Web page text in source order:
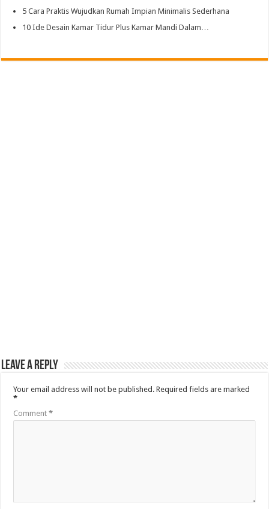
5 Cara Praktis Wujudkan Rumah Impian Minimalis Sederhana
10 Ide Desain Kamar Tidur Plus Kamar Mandi Dalam…
Leave a Reply
Your email address will not be published. Required fields are marked
*
Comment*